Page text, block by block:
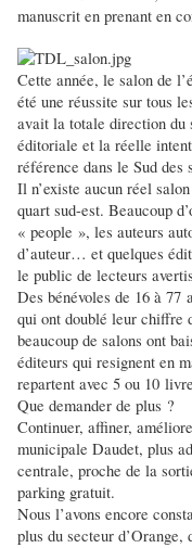
manuscrit en prenant en
Cette année, le salon de
été une réussite sur tous
avait la totale direction du
éditoriale et la réelle
référence dans le Sud des
Il n’existe aucun réel
quart sud-est. Beaucoup
« people », les auteurs
d’auteur… et quelques
le public de lecteurs
Des bénévoles de 16 à 77
qui ont doublé leur chiffre
beaucoup de salons ont
éditeurs qui resignent en
repartent avec 5 ou 10
Que demander de plus ?
Continuer, affiner,
municipale Daudet, plus
centrale, proche de la
parking gratuit.
Nous l’avons encore
plus du secteur